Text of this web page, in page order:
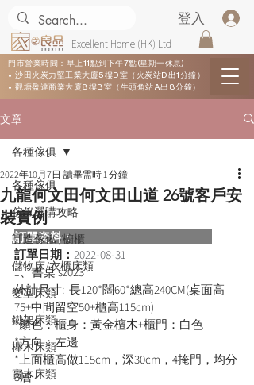
Excellent Home (HK) Ltd
登入
門市營業時間：早上11點到下午7點(星期一休息)
• 沙田火炭力堅工業大廈5樓D室（火炭站D出1分鐘）
• 觀塘盈達商業大廈8樓B室（牛頭角站A出8分鐘）
文章
各種傢俱
傢俬選購攻略
訂造傢俬 /櫥櫃
儲物床/衣櫃床類
變型床類
鐵架床類
櫸木床類
實木床類
各種傢俱
九龍何文田何文田山道 26號客戶安
裝實例
2022年10月7日 讀畢需時 1 分鐘
訂單資料：
訂單日期： 2022-08-31
1、書桌 sz023
外計尺寸:  長120*闊60*總高240CM(桌面高
75+中間留空50+櫃高115cm)
*顏色：櫃身：黃金檀木+櫃門：白色
*方向：左邊
*上面櫃高做115cm，深30cm，4掩門，均分
3層